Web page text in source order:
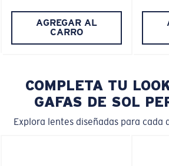
AGREGAR AL
CARRO
COMPLETA TU
GAFAS DE SOL
Explora lentes diseñadas para cada